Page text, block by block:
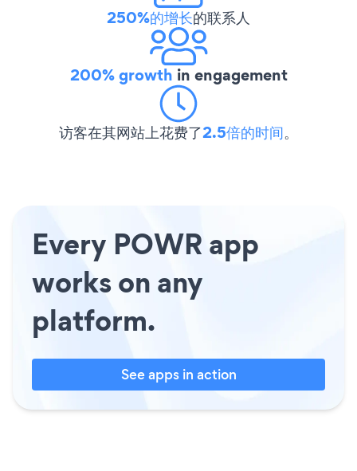
250%的增长的联系人
200% growth in engagement
访客在其网站上花费了2.5倍的时间。
Every POWR app
works on any
platform.
See apps in action